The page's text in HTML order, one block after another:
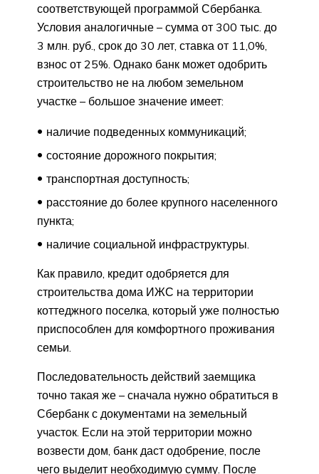
соответствующей программой Сбербанка.
Условия аналогичные – сумма от 300 тыс. до
3 млн. руб., срок до 30 лет, ставка от 11,0%,
взнос от 25%. Однако банк может одобрить
строительство не на любом земельном
участке – большое значение имеет:
наличие подведенных коммуникаций;
состояние дорожного покрытия;
транспортная доступность;
расстояние до более крупного населенного
пункта;
наличие социальной инфраструктуры.
Как правило, кредит одобряется для
строительства дома ИЖС на территории
коттеджного поселка, который уже полностью
приспособлен для комфортного проживания
семьи.
Последовательность действий заемщика
точно такая же – сначала нужно обратиться в
Сбербанк с документами на земельный
участок. Если на этой территории можно
возвести дом, банк даст одобрение, после
чего выделит необходимую сумму. После